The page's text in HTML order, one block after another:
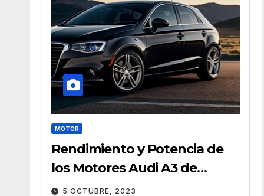
MOTOR
Rendimiento y Potencia de
los Motores Audi A3 de
Segunda Mano
5 OCTUBRE, 2023